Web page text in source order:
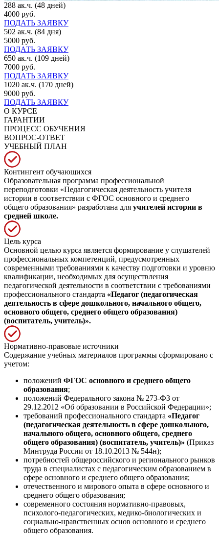
288 ак.ч. (48 дней)
4000 руб.
ПОДАТЬ ЗАЯВКУ
502 ак.ч. (84 дня)
5000 руб.
ПОДАТЬ ЗАЯВКУ
650 ак.ч. (109 дней)
7000 руб.
ПОДАТЬ ЗАЯВКУ
1020 ак.ч. (170 дней)
9000 руб.
ПОДАТЬ ЗАЯВКУ
О КУРСЕ
ГАРАНТИИ
ПРОЦЕСС ОБУЧЕНИЯ
ВОПРОС-ОТВЕТ
УЧЕБНЫЙ ПЛАН
Контингент обучающихся
Образовательная программа профессиональной
переподготовки «Педагогическая деятельность учителя
истории в соответствии с ФГОС основного и среднего
общего образования» разработана для учителей истории в
средней школе.
Цель курса
Основной целью курса является формирование у слушателей
профессиональных компетенций, предусмотренных
современными требованиями к качеству подготовки и уровню
квалификации, необходимых для осуществления
педагогической деятельности в соответствии с требованиями
профессионального стандарта «Педагог (педагогическая
деятельность в сфере дошкольного, начального общего,
основного общего, среднего общего образования)
(воспитатель, учитель)».
Нормативно-правовые источники
Содержание учебных материалов программы сформировано с
учетом:
положений ФГОС основного и среднего общего
образования;
положений Федерального закона № 273-ФЗ от
29.12.2012 «Об образовании в Российской Федерации»;
требований профессионального стандарта «Педагог
(педагогическая деятельность в сфере дошкольного,
начального общего, основного общего, среднего
общего образования) (воспитатель, учитель)» (Приказ
Минтруда России от 18.10.2013 № 544н);
потребностей общероссийского и регионального рынков
труда в специалистах с педагогическим образованием в
сфере основного и среднего общего образования;
отечественного и мирового опыта в сфере основного и
среднего общего образования;
современного состояния нормативно-правовых,
психолого-педагогических, медико-биологических и
социально-нравственных основ основного и среднего
общего образования.